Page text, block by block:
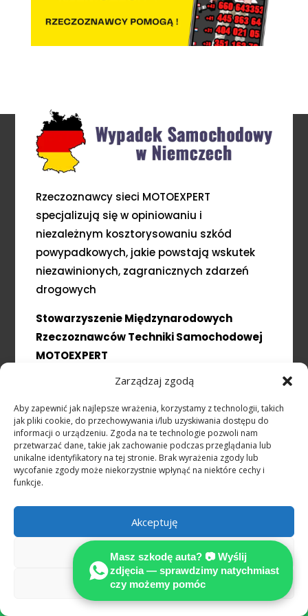
Zarządzaj zgodą
Aby zapewnić jak najlepsze wrażenia, korzystamy z technologii, takich
jak pliki cookie, do przechowywania i/lub uzyskiwania dostępu do
informacji o urządzeniu. Zgoda na te technologie pozwoli nam
przetwarzać dane, takie jak zachowanie podczas przeglądania lub
unikalne identyfikatory na tej stronie. Brak wyrażenia zgody lub
wycofanie zgody może niekorzystnie wpłynąć na niektóre cechy i
funkcje.
Akceptuję
Odmów
Zobacz preferencje
Rzeczoznawcy sieci MOTOEXPERT
specjalizują się w opiniowaniu i
niezależnym kosztorysowaniu szkód
powypadkowych, jakie powstają wskutek
niezawinionych, zagranicznych zdarzeń
drogowych
Stowarzyszenie Międzynarodowych
Rzeczoznawców Techniki Samochodowej
MOTOEXPERT
SPECJALIZUJEMY SIĘ W OCENIE USZKODZEŃ
POJAZDÓW POWYPADKOWYCH
Wykonujemy precyzyjnie kalkulacje kosztów
naprawy na podstawie prawa
niemieckiego.
NASZA WIEDZA TO TWOJ SUKCES

Masz szkodę auta? 📷 Wyślij
zdjęcia — sprawdzimy natychmiast
czy możemy pomóc